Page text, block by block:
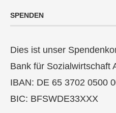
SPENDEN
Dies ist unser
Bank für Sozialwirtschaft
IBAN: DE 65 3702 0500
BIC: BFSWDE33XXX